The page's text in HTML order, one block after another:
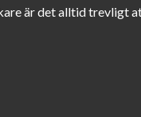
är det alltid trevligt